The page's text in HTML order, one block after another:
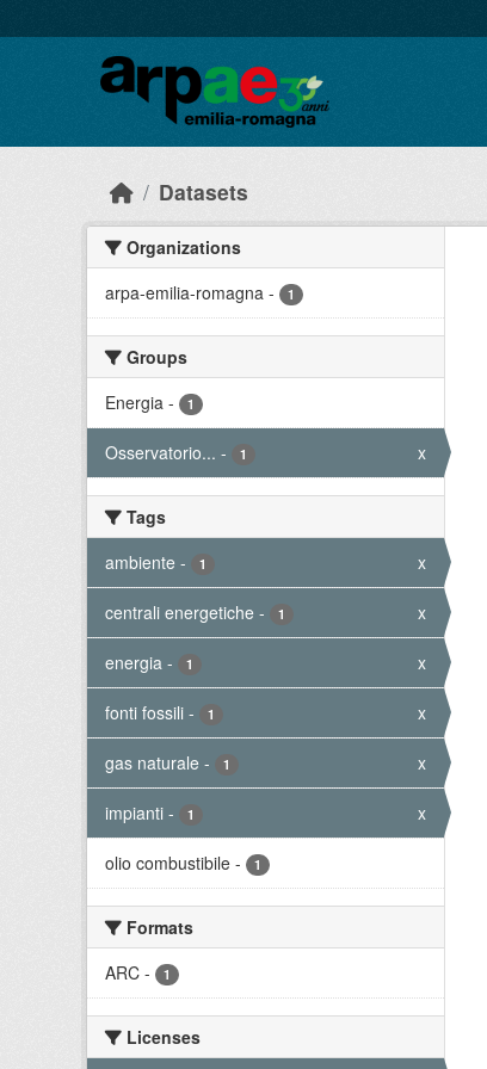
Datasets
Organizations
arpa-emilia-romagna - 1
Groups
Energia - 1
Osservatorio... - 1 x
Tags
ambiente - 1 x
centrali energetiche - 1 x
energia - 1 x
fonti fossili - 1 x
gas naturale - 1 x
impianti - 1 x
olio combustibile - 1
Formats
ARC - 1
Licenses